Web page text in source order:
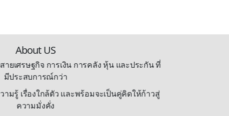
About US
ยเศรษฐกิจ การเงิน การคลัง หุ้น และประกัน ที่
มีประสบการณ์กว่า
มรู้ เรื่องใกล้ตัว และพร้อมจะเป็นคู่คิดให้ก้าวสู่
ความมั่งคั่ง